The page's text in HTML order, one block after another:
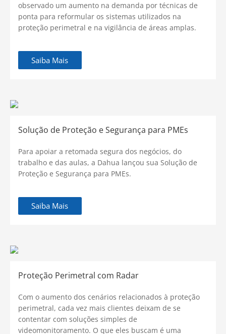
observado um aumento na demanda por técnicas de
ponta para reformular os sistemas utilizados na
proteção perimetral e na vigilância de áreas amplas.
Saiba Mais
Solução de Proteção e Segurança para PMEs
Para apoiar a retomada segura dos negócios, do
trabalho e das aulas, a Dahua lançou sua Solução de
Proteção e Segurança para PMEs.
Saiba Mais
Proteção Perimetral com Radar
Com o aumento dos cenários relacionados à proteção
perimetral, cada vez mais clientes deixam de se
contentar com soluções simples de
videomonitoramento. O que eles buscam é uma